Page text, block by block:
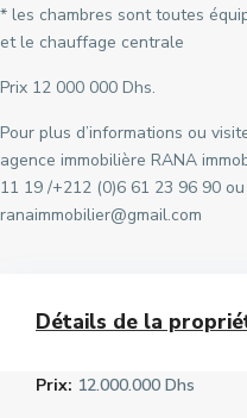
* les chambres sont toutes
et le chauffage centrale
Prix 12 000 000 Dhs.
Pour plus d’informations ou
agence immobilière RANA
11 19 /+212 (0)6 61 23 96 90
ranaimmobilier@gmail.com
Détails de la
Prix: 12.000.000 Dhs